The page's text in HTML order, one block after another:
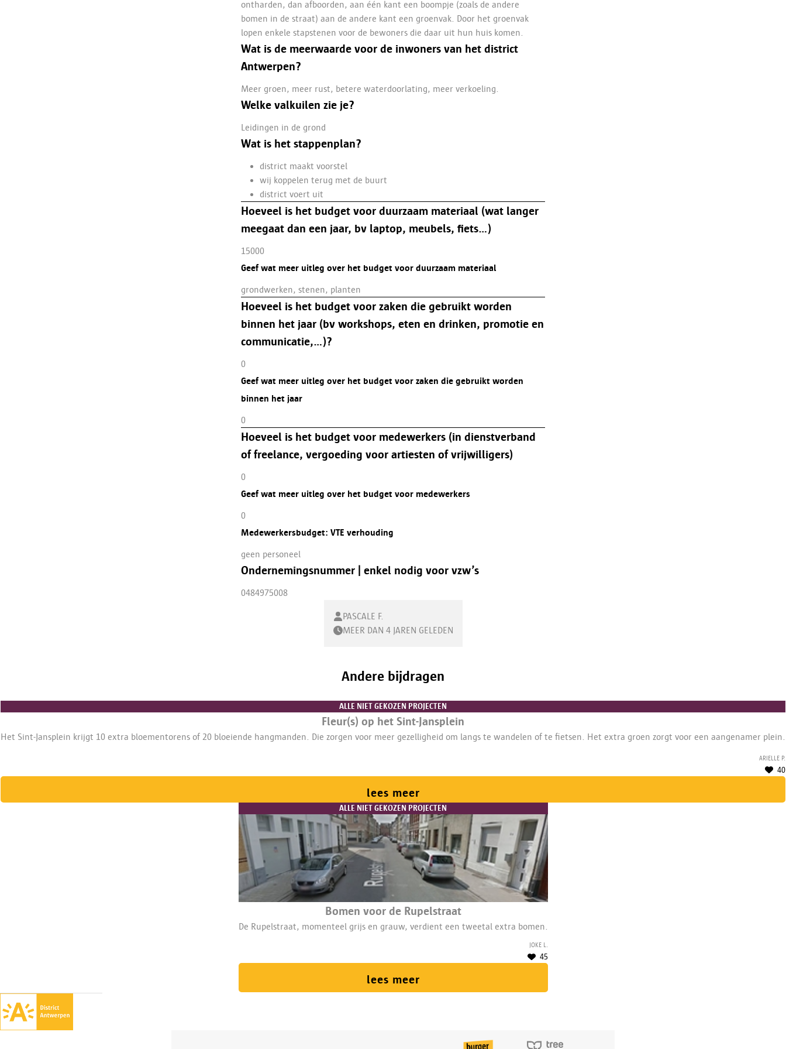
ontharden, dan afboorden, aan één kant een boompje (zoals de andere
bomen in de straat) aan de andere kant een groenvak. Door het groenvak
lopen enkele stapstenen voor de bewoners die daar uit hun huis komen.
Wat is de meerwaarde voor de inwoners van het district
Antwerpen?
Meer groen, meer rust, betere waterdoorlating, meer verkoeling.
Welke valkuilen zie je?
Leidingen in de grond
Wat is het stappenplan?
district maakt voorstel
wij koppelen terug met de buurt
district voert uit
Hoeveel is het budget voor duurzaam materiaal (wat langer
meegaat dan een jaar, bv laptop, meubels, fiets…)
15000
Geef wat meer uitleg over het budget voor duurzaam materiaal
grondwerken, stenen, planten
Hoeveel is het budget voor zaken die gebruikt worden
binnen het jaar (bv workshops, eten en drinken, promotie en
communicatie,…)?
0
Geef wat meer uitleg over het budget voor zaken die gebruikt worden
binnen het jaar
0
Hoeveel is het budget voor medewerkers (in dienstverband
of freelance, vergoeding voor artiesten of vrijwilligers)
0
Geef wat meer uitleg over het budget voor medewerkers
0
Medewerkersbudget: VTE verhouding
geen personeel
Ondernemingsnummer | enkel nodig voor vzw’s
0484975008
PASCALE F.
MEER DAN 4 JAREN GELEDEN
Andere bijdragen
ALLE NIET GEKOZEN PROJECTEN
Fleur(s) op het Sint-Jansplein
Het Sint-Jansplein krijgt 10 extra bloementorens of 20 bloeiende hangmanden. Die zorgen voor meer gezelligheid om langs te wandelen of te fietsen. Het extra groen zorgt voor een aangenamer plein.
Arielle P.
40
lees meer
ALLE NIET GEKOZEN PROJECTEN
Bomen voor de Rupelstraat
De Rupelstraat, momenteel grijs en grauw, verdient een tweetal extra bomen.
Joke L.
45
lees meer